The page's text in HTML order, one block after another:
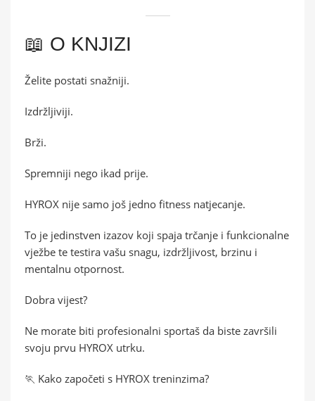
📖 O KNJIZI
Želite postati snažniji.
Izdržljiviji.
Brži.
Spremniji nego ikad prije.
HYROX nije samo još jedno fitness natjecanje.
To je jedinstven izazov koji spaja trčanje i funkcionalne
vježbe te testira vašu snagu, izdržljivost, brzinu i
mentalnu otpornost.
Dobra vijest?
Ne morate biti profesionalni sportaš da biste završili
svoju prvu HYROX utrku.
🏃 Kako započeti s HYROX treninzima?